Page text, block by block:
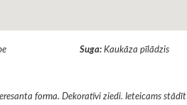
Suga: Kaukāza pīlādzis
forma. Dekoratīvi ziedi. Ieteicams stādīt